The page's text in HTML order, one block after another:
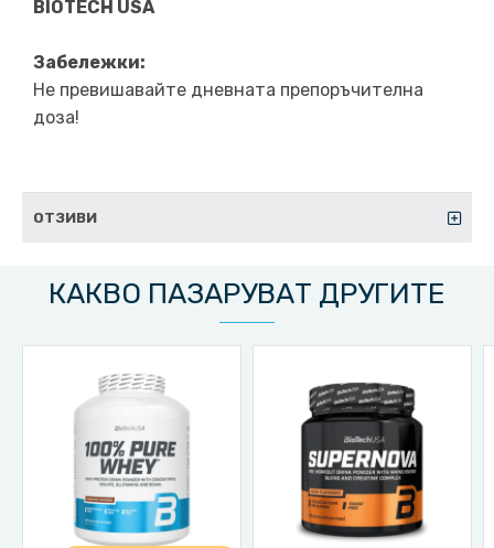
BIOTECH USA
Забележки:
Не превишавайте дневната препоръчителна
доза!
ОТЗИВИ
КАКВО ПАЗАРУВАТ ДРУГИТЕ